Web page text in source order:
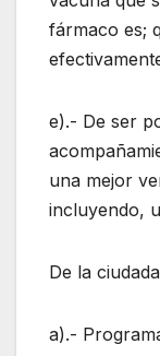
fármaco es;
e).- De ser
una mejor
incluyendo,
De la
a).-